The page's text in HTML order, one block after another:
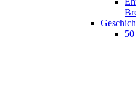
50